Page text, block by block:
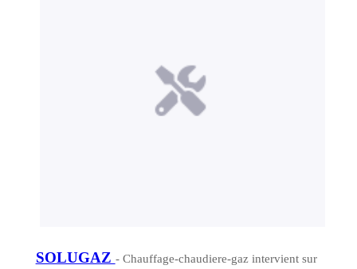
SOLUGAZ - Chauffage-chaudiere-gaz intervient sur